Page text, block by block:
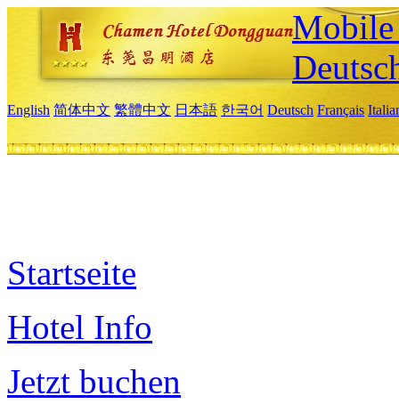
Mobile
English 简体中文 繁體中文 日本語 한국어 Deutsch Français
Startseite
Hotel Info
Jetzt buchen